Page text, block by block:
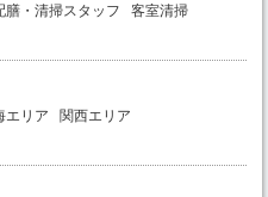
膳・清掃スタッフ
客室清掃
エリア
関西エリア